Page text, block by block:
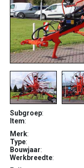
Subgroep:
Item:
Merk:
Type:
Bouwjaar:
Werkbreedte: